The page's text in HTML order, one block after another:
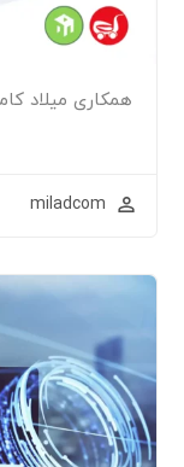
همکاری میلاد
miladcom